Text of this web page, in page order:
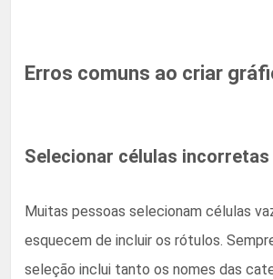
Erros comuns ao criar
Selecionar células incorretas
Muitas pessoas selecionam células
esquecem de incluir os rótulos.
seleção inclui tanto os nomes das